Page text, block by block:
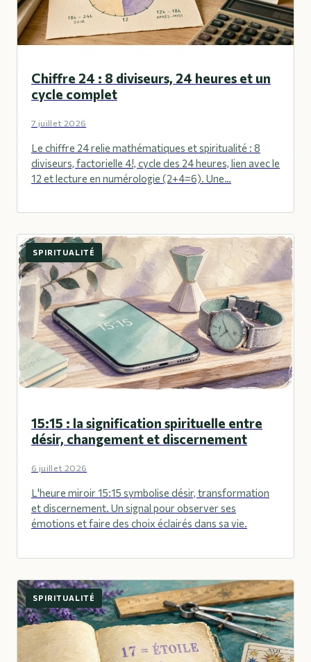
Chiffre 24 : 8 diviseurs, 24 heures et un
cycle complet
7 juillet 2026
Le chiffre 24 relie mathématiques et spiritualité : 8
diviseurs, factorielle 4!, cycle des 24 heures, lien avec le
12 et lecture en numérologie (2+4=6). Une…
SPIRITUALITÉ
15:15 : la signification spirituelle entre
désir, changement et discernement
6 juillet 2026
L'heure miroir 15:15 symbolise désir, transformation
et discernement. Un signal pour observer ses
émotions et faire des choix éclairés dans sa vie.
SPIRITUALITÉ